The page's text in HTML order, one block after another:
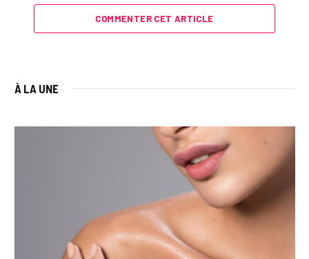
COMMENTER CET ARTICLE
À LA UNE